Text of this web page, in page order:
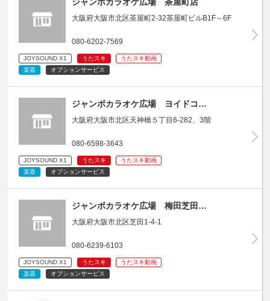
大阪府大阪市北区茶屋町2-32茶屋町ビルB1F～6F
080-6202-7569
JOYSOUND X1 うたスキ
うたスキ動画
楽器
オプションサービス
ジャンボカラオケ広場 ヨイドコ…
大阪府大阪市北区天神橋５丁目6-282、3階
080-6598-3643
JOYSOUND X1 うたスキ
うたスキ動画
楽器
オプションサービス
ジャンボカラオケ広場 梅田芝田…
大阪府大阪市北区芝田1-4-1
080-6239-6103
JOYSOUND X1 うたスキ
うたスキ動画
楽器
オプションサービス